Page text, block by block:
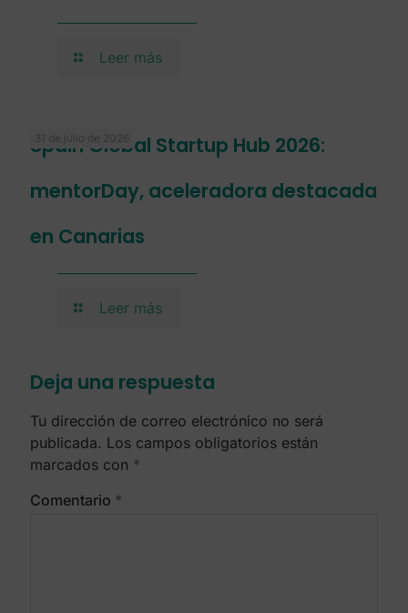
Leer más
31 de julio de 2026
Spain Global Startup Hub 2026:
mentorDay, aceleradora destacada
en Canarias
Leer más
Deja una respuesta
Tu dirección de correo electrónico no será
publicada. Los campos obligatorios están
marcados con *
Comentario *